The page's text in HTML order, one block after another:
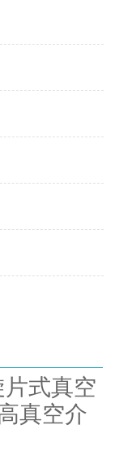
式真空
真空介